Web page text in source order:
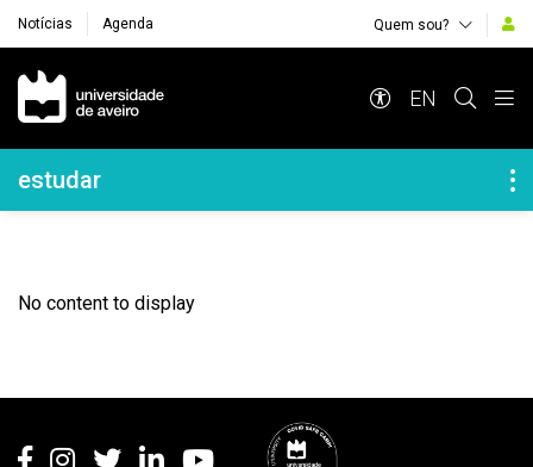
Notícias Agenda Quem sou?
Navegação Principal
EN
Navegação Lateral
estudar
No content to display